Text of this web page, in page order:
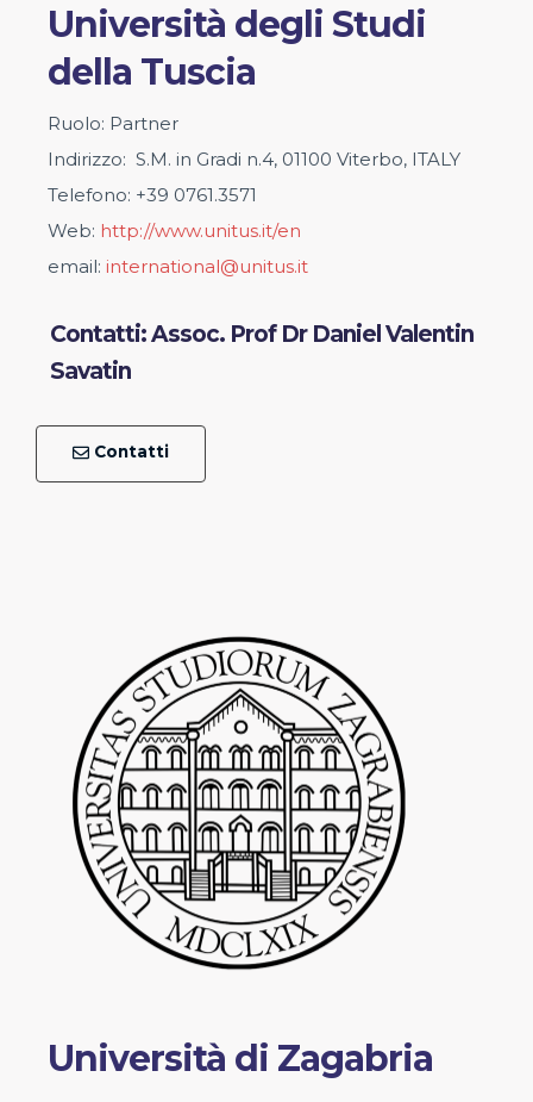
Università degli Studi
della Tuscia
Ruolo: Partner
Indirizzo: S.M. in Gradi n.4, 01100 Viterbo, ITALY
Telefono: +39 0761.3571
Web: http://www.unitus.it/en
email: international@unitus.it
Contatti: Assoc. Prof Dr Daniel Valentin
Savatin
Contatti
Università di Zagabria